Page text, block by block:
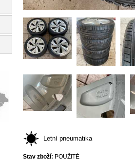
Letní pneumatika
Stav zboží: POUŽITÉ